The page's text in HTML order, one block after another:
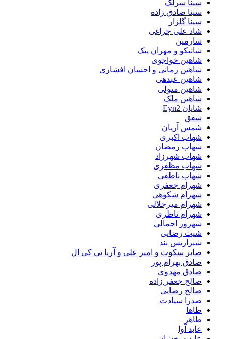
سینا سرلک
سینا صادق زاده
سینا گلزار
شاد علی چراغی
شارمین
شانیکو و مهران پیک
شاهین خواجوی
شاهین زمانی و احسان افشاری
شاهین عبدهی
شاهین متولی
شاهین ملک
شایان Eyn2
شفق
شمس آریان
شهاب اکبری
شهاب رمضان
شهاب شهرزاد
شهاب مظفری
شهاب ناطقی
شهرام جعفری
شهرام شکوهی
شهرام میرجلالی
شهرام ناظری
شهروز اجمالی
شیث رضایی
شیرازیس بند
صابر سکوت و امیر علی و آریا تی کی ال
صادق بهرام پور
صادق مهدوی
صالح جعفر زاده
صالح رضایی
صدرا سیادت
طاها
طاهر
عابد آوا